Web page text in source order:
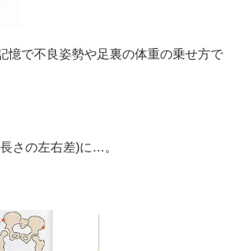
憶で不良姿勢や足裏の体重の乗せ方で
さの左右差)に…。